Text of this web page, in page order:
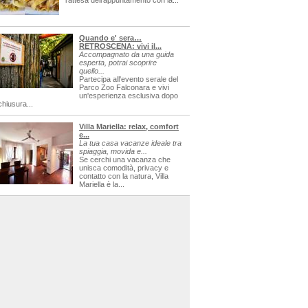
Quando e' sera…
RETROSCENA: vivi il...
Accompagnato da una guida
esperta, potrai scoprire
quello...
Partecipa all'evento serale del
Parco Zoo Falconara e vivi
un'esperienza esclusiva dopo
Villa Mariella: relax, comfort
e...
La tua casa vacanze ideale tra
spiaggia, movida e...
Se cerchi una vacanza che
unisca comodità, privacy e
contatto con la natura, Villa
Mariella è la...